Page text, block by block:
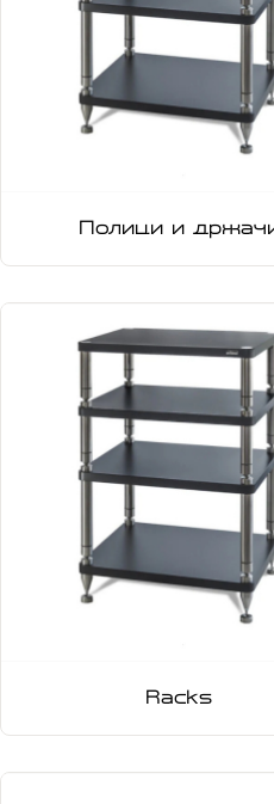
Полици и
Racks